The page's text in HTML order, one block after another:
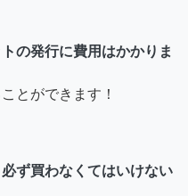
の発行に費用はかかりま
とができます！
ず買わなくてはいけない